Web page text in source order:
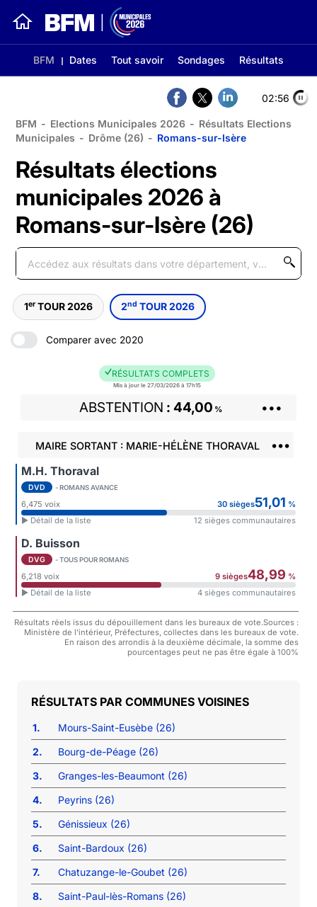
BFM Dates Tout savoir Sondages Résultats
02:56
BFM - Elections Municipales 2026 - Résultats Elections
Municipales - Drôme (26) - Romans-sur-Isère
Résultats élections
municipales 2026 à
Romans-sur-Isère (26)
1er TOUR 2026 2nd TOUR 2026
Comparer avec 2020
RÉSULTATS COMPLETS
Mis à jour le 27/03/2026 à 17h15
ABSTENTION 44,00 % •••
MAIRE SORTANT : MARIE-HÉLÈNE THORAVAL •••
M.H. Thoraval
DVD - ROMANS AVANCE
6,475 voix 30 sièges51,01 %
► Détail de la liste
12 sièges communautaires
D. Buisson
DVG - TOUS POUR ROMANS
6,218 voix 9 sièges48,99 %
► Détail de la liste
4 sièges communautaires
Résultats réels issus du dépouillement dans les bureaux de vote.Sources :
Ministère de l'intérieur, Préfectures, collectes dans les bureaux de vote.
En raison des arrondis à la deuxième décimale, la somme des
pourcentages peut ne pas être égale à 100%
COMMUNES VOISINES
1.
Mours-Saint-Eusèbe (26)
2.
Bourg-de-Péage (26)
3.
Granges-les-Beaumont (26)
4.
Peyrins (26)
5.
Génissieux (26)
6.
Saint-Bardoux (26)
7.
Chatuzange-le-Goubet (26)
8.
Saint-Paul-lès-Romans (26)